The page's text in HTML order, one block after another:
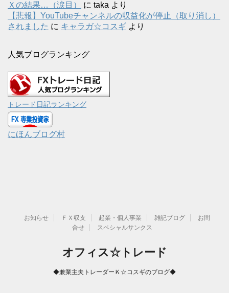
Ｘの結果…（涙目）
に taka より
【悲報】YouTubeチャンネルの収益化が停止（取り消し）
されました に キャラガ☆コスギ より
人気ブログランキング
トレード日記ランキング
にほんブログ村
お知らせ ＦＸ収支 起業・個人事業 雑記ブログ
お問
合せ
スペシャルサンクス
オフィス☆トレード
◆兼業主夫トレーダーＫ☆コスギのブログ◆